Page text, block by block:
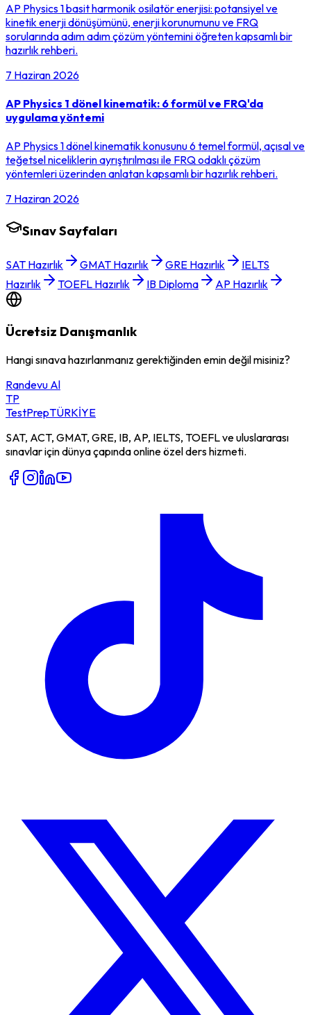
AP Physics 1 basit harmonik osilatör enerjisi: potansiyel ve
kinetik enerji dönüşümünü, enerji korunumunu ve FRQ
sorularında adım adım çözüm yöntemini öğreten kapsamlı bir
hazırlık rehberi.
7 Haziran 2026
AP Physics 1 dönel kinematik: 6 formül ve FRQ'da
uygulama yöntemi
AP Physics 1 dönel kinematik konusunu 6 temel formül, açısal ve
teğetsel niceliklerin ayrıştırılması ile FRQ odaklı çözüm
yöntemleri üzerinden anlatan kapsamlı bir hazırlık rehberi.
7 Haziran 2026
Sınav Sayfaları
SAT Hazırlık GMAT Hazırlık GRE Hazırlık
IELTS
Hazırlık
TOEFL Hazırlık IB Diploma AP Hazırlık
Ücretsiz Danışmanlık
Hangi sınava hazırlanmanız gerektiğinden emin değil misiniz?
Randevu Al
TP
TestPrepTÜRKİYE
SAT, ACT, GMAT, GRE, IB, AP, IELTS, TOEFL ve uluslararası
sınavlar için dünya çapında online özel ders hizmeti.